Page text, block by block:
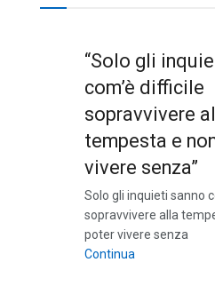
“Solo gli
com’è difficile
sopravvivere
tempesta e
vivere senza”
Solo gli inquieti sanno
sopravvivere alla
poter vivere
Continua